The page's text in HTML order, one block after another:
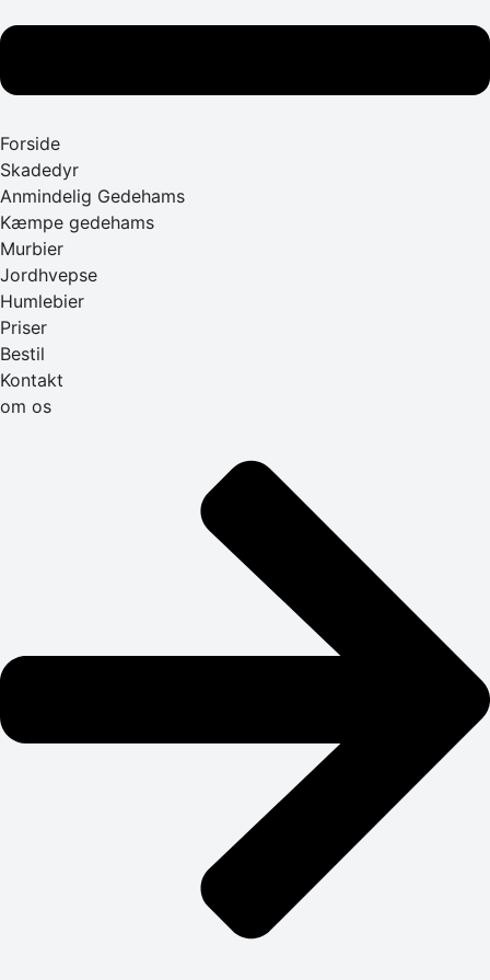
Forside
Skadedyr
Anmindelig Gedehams
Kæmpe gedehams
Murbier
Jordhvepse
Humlebier
Priser
Bestil
Kontakt
om os